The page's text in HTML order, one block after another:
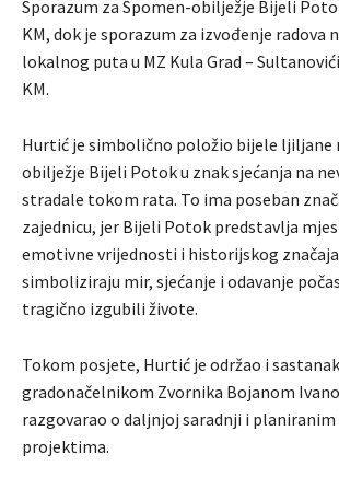
Sporazum za Spomen-obilježje Bijeli
KM, dok je sporazum za izvođenje radova
lokalnog puta u MZ Kula Grad –
KM.
Hurtić je simbolično položio bijele ljiljane
obilježje Bijeli Potok u znak sjećanja na
stradale tokom rata. To ima poseban
zajednicu, jer Bijeli Potok predstavlja
emotivne vrijednosti i historijskog
simboliziraju mir, sjećanje i odavanje
tragično izgubili živote.
Tokom posjete, Hurtić je održao i
gradonačelnikom Zvornika Bojanom
razgovarao o daljnjoj saradnji i
projektima.